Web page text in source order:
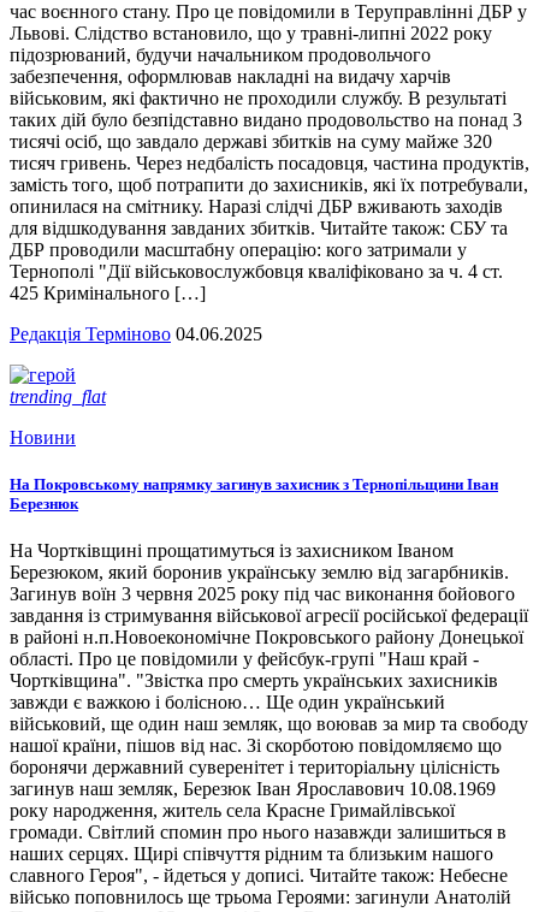
час воєнного стану. Про це повідомили в Теруправлінні ДБР у
Львові. Слідство встановило, що у травні-липні 2022 року
підозрюваний, будучи начальником продовольчого
забезпечення, оформлював накладні на видачу харчів
військовим, які фактично не проходили службу. В результаті
таких дій було безпідставно видано продовольство на понад 3
тисячі осіб, що завдало державі збитків на суму майже 320
тисяч гривень. Через недбалість посадовця, частина продуктів,
замість того, щоб потрапити до захисників, які їх потребували,
опинилася на смітнику. Наразі слідчі ДБР вживають заходів
для відшкодування завданих збитків. Читайте також: СБУ та
ДБР проводили масштабну операцію: кого затримали у
Тернополі "Дії військовослужбовця кваліфіковано за ч. 4 ст.
425 Кримінального […]
Редакція Терміново 04.06.2025
trending_flat
Новини
На Покровському напрямку загинув захисник з Тернопільщини Іван
Березнюк
На Чортківщині прощатимуться із захисником Іваном
Березюком, який боронив українську землю від загарбників.
Загинув воїн 3 червня 2025 року під час виконання бойового
завдання із стримування військової агресії російської федерації
в районі н.п.Новоекономічне Покровського району Донецької
області. Про це повідомили у фейсбук-групі "Наш край -
Чортківщина". "Звістка про смерть українських захисників
завжди є важкою і болісною… Ще один український
військовий, ще один наш земляк, що воював за мир та свободу
нашої країни, пішов від нас. Зі скорботою повідомляємо що
боронячи державний суверенітет і територіальну цілісність
загинув наш земляк, Березюк Іван Ярославович 10.08.1969
року народження, житель села Красне Гримайлівської
громади. Світлий спомин про нього назавжди залишиться в
наших серцях. Щирі співчуття рідним та близьким нашого
славного Героя", - йдеться у дописі. Читайте також: Небесне
військо поповнилось ще трьома Героями: загинули Анатолій